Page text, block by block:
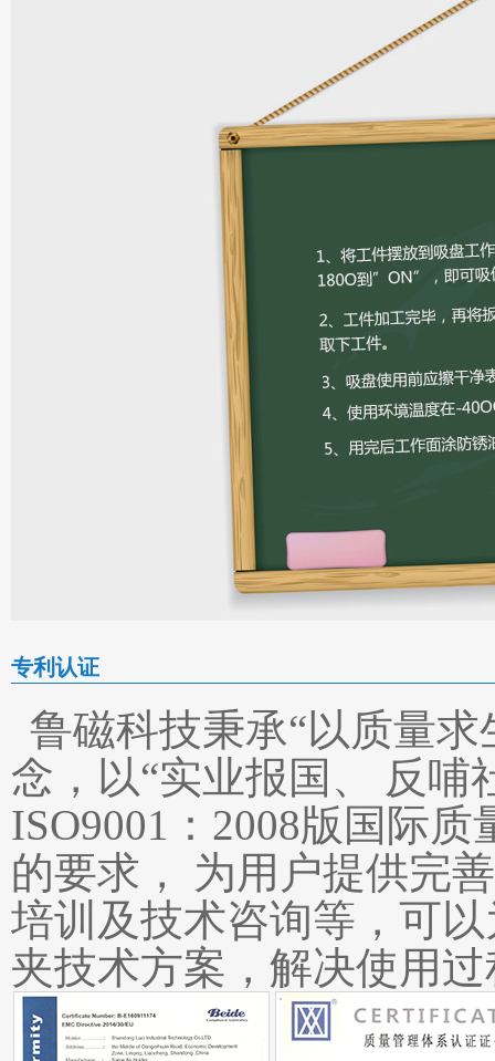
专利认证
鲁磁科技秉承“以质量
念，以“实业报国、 反哺
ISO9001：2008版国际
的要求， 为用户提供完
培训及技术咨询等，可
夹技术方案，解决使用